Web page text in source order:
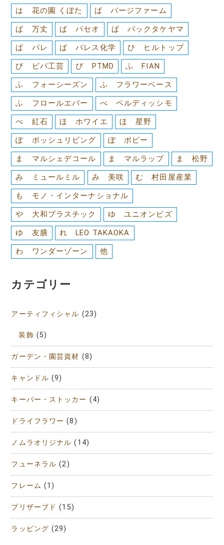
は 花の園 くぼた ば バージファーム
ば 万丈 ぱ パセオ ぱ パックタケヤマ
ぱ パレ ぱ パレス化学 ひ ヒルトップ
び ビバ工芸 ぴ PTMD ふ FIAN
ふ フォーシーズン ふ フラワーベース
ふ フロールエバー べ ベルディッシモ
べ 紅石 ほ ホワイエ ほ 星野
ぽ ポッシュリビング ぽ ポピー
ま マルシェデコール ま マルラップ ま 松野
み ミュールミル み 美咲 む 村田屋産業
も モノ・インターナショナル
や 大和プラスチック ゆ ユニオンビズ
ゆ 友膳 れ LEO TAKAOKA
わ ワンダーゾーン 他
カテゴリー
アーティフィシャル (23)
装飾 (5)
ガーデン・園芸資材 (8)
キャンドル (9)
キーパー・ストッカー (4)
ドライフラワー (8)
ノムラオリジナル (14)
フューネラル (2)
フレーム (1)
プリザーブド (15)
ラッピング (29)